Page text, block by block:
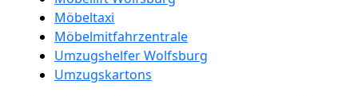
Möbeltaxi
Möbelmitfahrzentrale
Umzugshelfer Wolfsburg
Umzugskartons